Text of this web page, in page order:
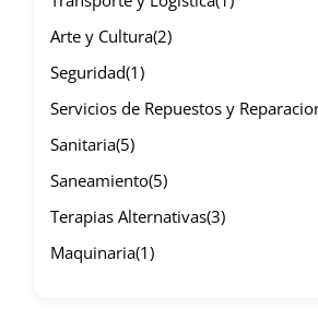
Arte y Cultura(2)
Seguridad(1)
Servicios de Repuestos y
Sanitaria(5)
Saneamiento(5)
Terapias Alternativas(3)
Maquinaria(1)